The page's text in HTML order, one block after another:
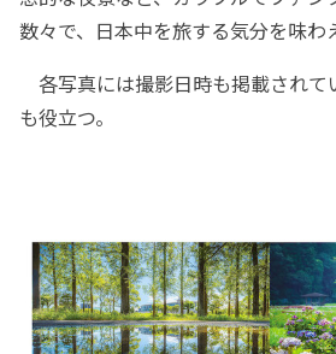
数々で、日本中を旅する気分を味わ
各写真には撮影日時も掲載されて
も役立つ。